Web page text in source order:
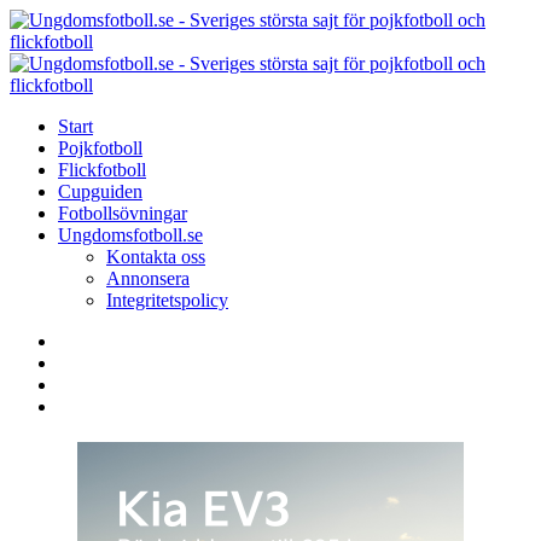
Menu
Search
Menu
Start
Pojkfotboll
Flickfotboll
Cupguiden
Fotbollsövningar
Ungdomsfotboll.se
Kontakta oss
Annonsera
Integritetspolicy